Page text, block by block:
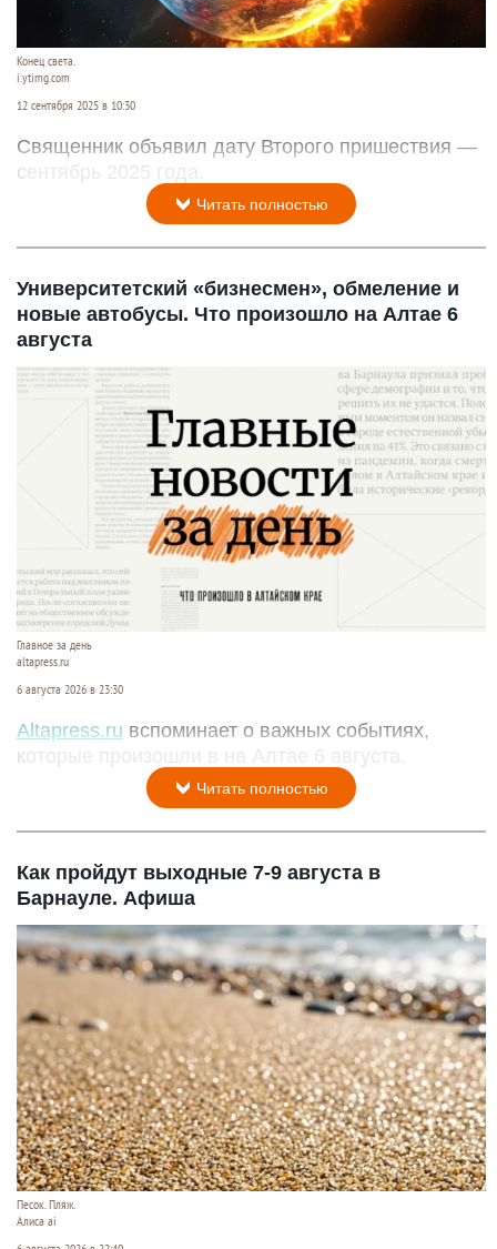
Конец света.
i.ytimg.com
12 сентября 2025 в 10:30
Священник объявил дату Второго пришествия —
сентябрь 2025 года.
Читать полностью
Университетский «бизнесмен», обмеление и
новые автобусы. Что произошло на Алтае 6
августа
Главное за день
altapress.ru
6 августа 2026 в 23:30
Altapress.ru вспоминает о важных событиях,
которые произошли в на Алтае 6 августа.
Читать полностью
Как пройдут выходные 7-9 августа в
Барнауле. Афиша
Песок. Пляж.
Алиса ai